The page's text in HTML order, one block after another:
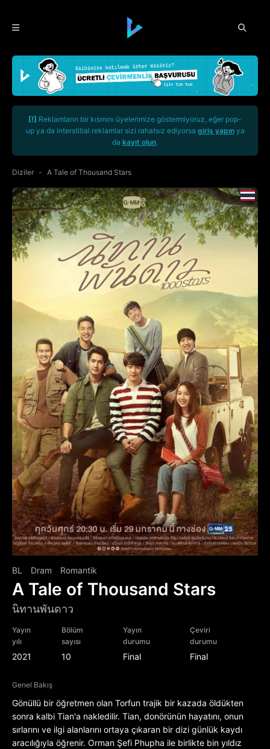
[!] Reklamların bir kısmını üyelerimize göstermiyoruz, eğer pop-
up ya da interstitial reklamlar sizi rahatsız ediyorsa giriş yapınya
da kayıt olun.
Diziler A Tale of Thousand Stars
BL Dram Romantik
A Tale of Thousand Stars
นิทานพันดาว
Yayın
yılı
2021
Bölüm
sayısı
10
Yayın
durumu
Final
Çeviri
durumu
Final
Genel Bakış
Gönüllü bir öğretmen olan Torfun trajik bir kazada öldükten
sonra kalbi Tian'a nakledilir. Tian, donörünün hayatını, onun
sırlarını ve ilgi alanlarını ortaya çıkaran bir dizi günlük kaydı
aracılığıyla öğrenir. Orman Şefi Phupha ile birlikte bin yıldız